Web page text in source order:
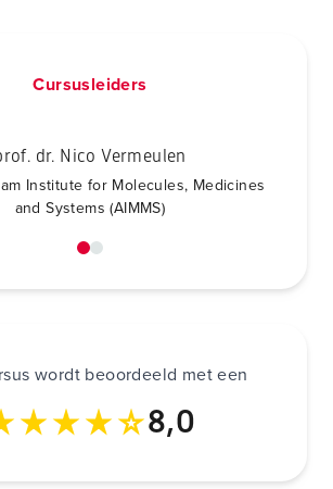
Cursusleiders
dr. Nico Vermeulen
Institute for Molecules, Medicines
and Systems (AIMMS)
wordt beoordeeld met een
8,0